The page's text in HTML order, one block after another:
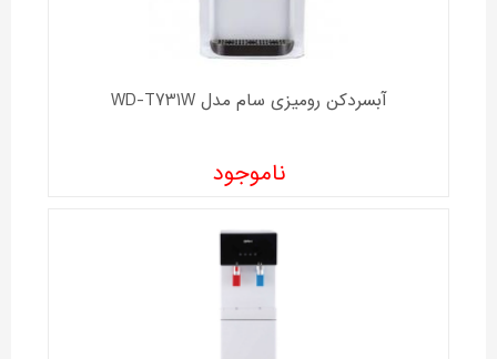
آبسردکن رومیزی سام مدل WD-T731W
ناموجود